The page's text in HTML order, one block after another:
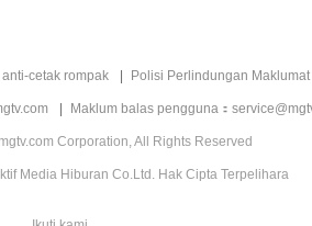
cetak rompak Polisi Perlindungan
Maklum balas pengguna：
Corporation, All Rights Reserved
Media Hiburan Co.Ltd. Hak Cipta Terpelihara